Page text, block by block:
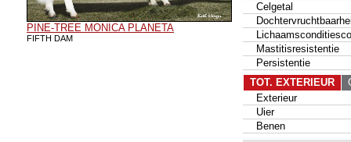
PINE-TREE MONICA PLANETA
FIFTH DAM
Celgetal
Mastitisresistentie
Persistentie
TOT. EXTERIEUR
Exterieur
Uier
Benen